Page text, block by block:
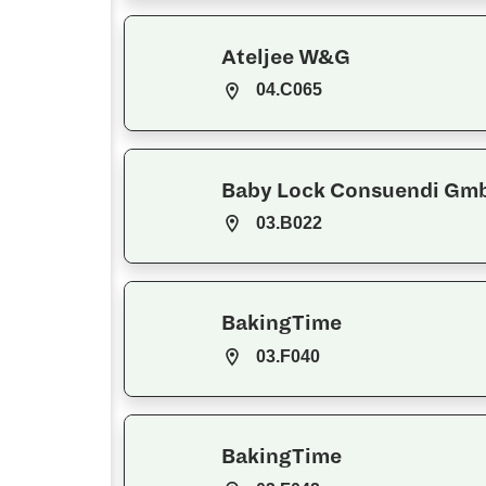
Ateljee W&G
04.C065
Baby Lock Consuendi
03.B022
BakingTime
03.F040
BakingTime